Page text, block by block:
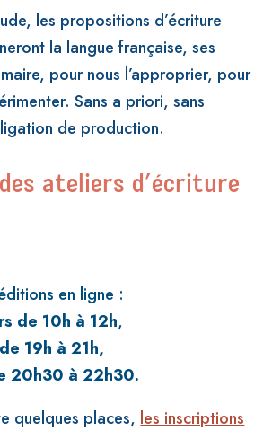
les propositions d’écriture
la langue française, ses
pour nous l’approprier, pour
Sans a priori, sans
de production.
ateliers d’écriture
en ligne :
de 10h à 12h,
19h à 21h,
20h30 à 22h30.
quelques places, les inscriptions